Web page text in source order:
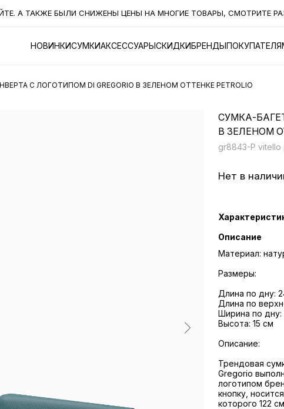
ТАКЖЕ БЫЛИ СНИЖЕНЫ ЦЕНЫ НА МНОГИЕ ТОВАРЫ, СМОТРИТЕ
НОВИНКИСУМКИАКСЕССУАРЫСКИДКИБРЕНДЫ
С ЛОГОТИПОМ DI GREGORIO В ЗЕЛЕНОМ ОТТЕНКЕ PETROLIO
СУМКА-
В ЗЕЛЕНОМ
gr8843-P vitello
Нет в
Описание
Материал:
Размеры:
Длина по дну:
Длина по
Ширина по дну:
Высота: 15 см
Описание:
Трендовая
Gregorio
логотипом
кнопку,
которого 122 см